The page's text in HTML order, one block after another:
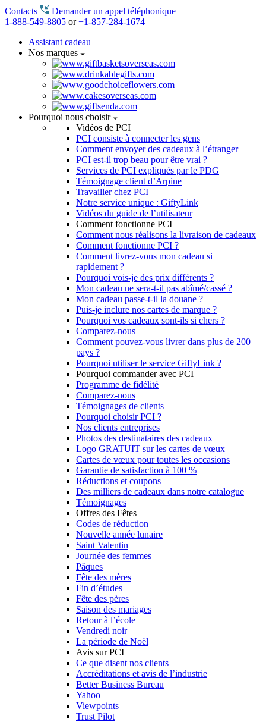
Contacts
Demander un appel téléphonique
1-888-549-8805 or+1-857-284-1674
Assistant cadeau
Nos marques
Pourquoi nous choisir
Vidéos de PCI
PCI consiste à connecter les gens
Comment envoyer des cadeaux à l’étranger
PCI est-il trop beau pour être vrai ?
Services de PCI expliqués par le PDG
Témoignage client d’Arpine
Travailler chez PCI
Notre service unique : GiftyLink
Vidéos du guide de l’utilisateur
Comment fonctionne PCI
Comment nous réalisons la livraison de cadeaux
Comment fonctionne PCI ?
Comment livrez-vous mon cadeau si
rapidement ?
Pourquoi vois-je des prix différents ?
Mon cadeau ne sera-t-il pas abîmé/cassé ?
Mon cadeau passe-t-il la douane ?
Puis-je inclure nos cartes de marque ?
Pourquoi vos cadeaux sont-ils si chers ?
Comparez-nous
Comment pouvez-vous livrer dans plus de 200
pays ?
Pourquoi utiliser le service GiftyLink ?
Pourquoi commander avec PCI
Programme de fidélité
Comparez-nous
Témoignages de clients
Pourquoi choisir PCI ?
Nos clients entreprises
Photos des destinataires des cadeaux
Logo GRATUIT sur les cartes de vœux
Cartes de vœux pour toutes les occasions
Garantie de satisfaction à 100 %
Réductions et coupons
Des milliers de cadeaux dans notre catalogue
Témoignages
Offres des Fêtes
Codes de réduction
Nouvelle année lunaire
Saint Valentin
Journée des femmes
Pâques
Fête des mères
Fin d’études
Fête des pères
Saison des mariages
Retour à l’école
Vendredi noir
La période de Noël
Avis sur PCI
Ce que disent nos clients
Accréditations et avis de l’industrie
Better Business Bureau
Yahoo
Viewpoints
Trust Pilot